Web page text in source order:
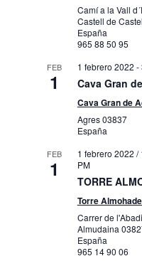
Camí a la Vall
Castell de
España
965 88 50 95
FEB
1
1 febrero 2022 -
Cava Gran
Cava Gran de
Agres03837
España
FEB
1
1 febrero 2022 /
PM
TORRE
Torre
Carrer de
Almudaina
España
965 14 90 06